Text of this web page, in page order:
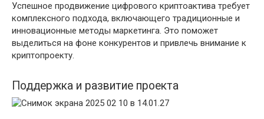
Успешное продвижение цифрового криптоактива требует
комплексного подхода, включающего традиционные и
инновационные методы маркетинга. Это поможет
выделиться на фоне конкурентов и привлечь внимание к
криптопроекту.
Поддержка и развитие проекта